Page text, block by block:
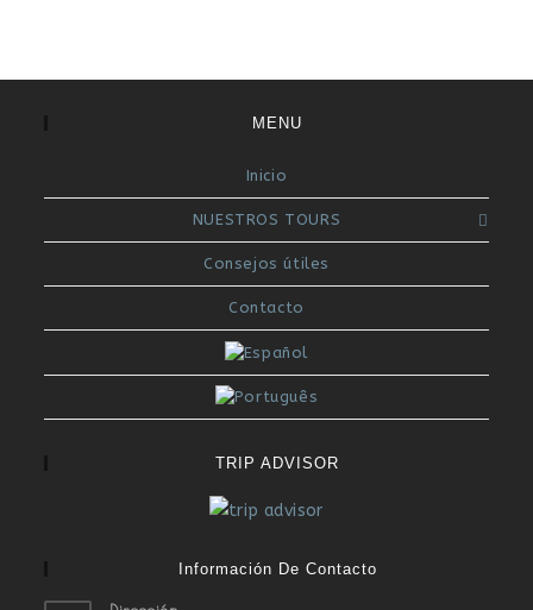
MENU
Inicio
NUESTROS TOURS
Consejos útiles
Contacto
TRIP ADVISOR
Información De Contacto